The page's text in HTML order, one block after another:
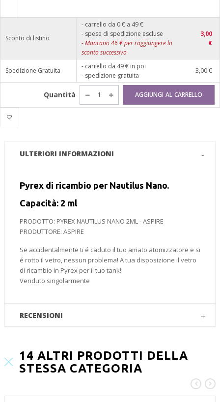
Sconto di listino
- carrello da 0 € a 49 €
- spese di spedizione escluse
-Mancano46€ per raggiungere lo
sconto successivo
3,00
€
Spedizione Gratuita
- carrello da 49 € in poi
- spedizione gratuita
3,00 €
Quantità AGGIUNGI AL CARRELLO
ULTERIORI INFORMAZIONI
Pyrex di ricambio per Nautilus Nano.
Capacità: 2 ml
PRODOTTO: PYREX NAUTILUS NANO 2ML - ASPIRE
PRODUTTORE: ASPIRE
Se accidentalmente ti é caduto il tuo amato atomizzatore e si
é rotto il vetro, nessun problema! A tua disposizione il vetro
di ricambio in Pyrex per il tuo tank!
Venduto singolarmente
RECENSIONI
14 ALTRI PRODOTTI DELLA
STESSA CATEGORIA